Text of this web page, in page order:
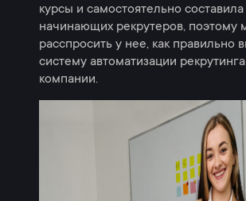
курсы и самостоятельно составила
начинающих рекрутеров, поэтому
расспросить у нее, как правильно
систему автоматизации
компании.